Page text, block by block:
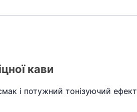
кави
і потужний тонізуючий